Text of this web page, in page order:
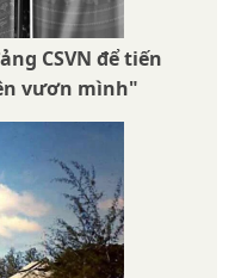
CSVN để tiến
vươn mình"